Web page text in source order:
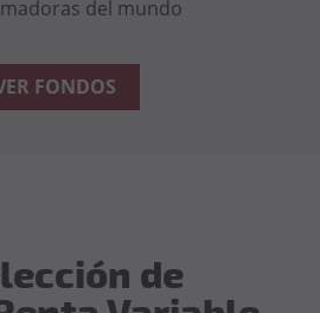
del mundo
FONDOS
de